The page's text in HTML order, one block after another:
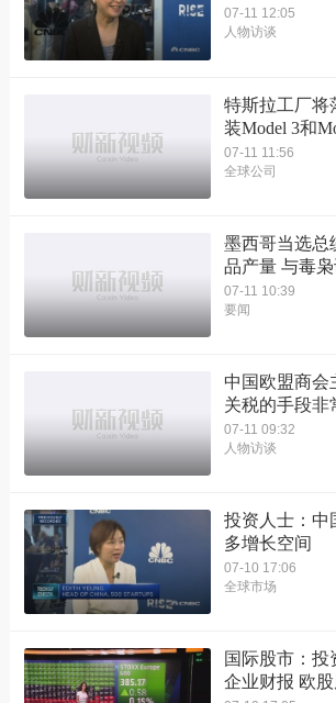
07-11 12:05
人物访谈
特斯拉工厂将
装Model 3和
07-11 11:56
全球公司
墨西哥当选总
品产量 与毒
07-11 10:39
要闻
中国欧盟商会
关税的手段非
07-11 09:32
人物访谈
投资人士：中
多增长空间
07-10 17:06
全球市场
国际股市：投
企业财报 欧